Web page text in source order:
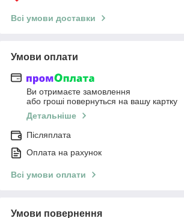
Всі умови доставки
Умови оплати
Ви отримаєте замовлення
або гроші повернуться на вашу картку
Детальніше
Післяплата
Оплата на рахунок
Всі умови оплати
Умови повернення